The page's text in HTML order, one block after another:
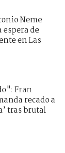
Neme
de
en Las
Fran
recado a
tras brutal